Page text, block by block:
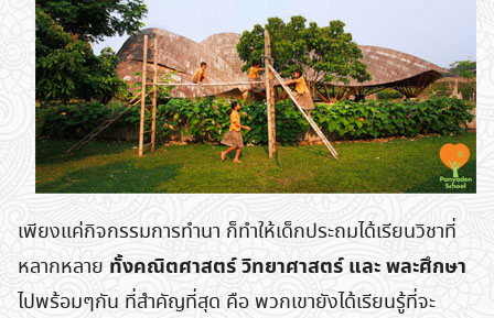
เพียงแค่กิจกรรมการทำนา ก็ทำให้เด็กประถมได้เรียนวิชาที่
หลากหลาย ทั้งคณิตศาสตร์ วิทยาศาสตร์ และ พละศึกษา
ไปพร้อมๆกัน ที่สำคัญที่สุด คือ พวกเขายังได้เรียนรู้ที่จะ